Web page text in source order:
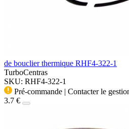
de bouclier thermique RHF4-322-1
TurboCentras
SKU: RHF4-322-1
Pré-commande | Contacter le
3.7 €